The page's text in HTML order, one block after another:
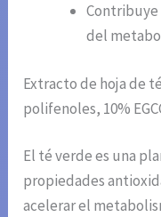
del
Extracto de hoja de
polifenoles, 10%
El té verde es una
propiedades
acelerar el